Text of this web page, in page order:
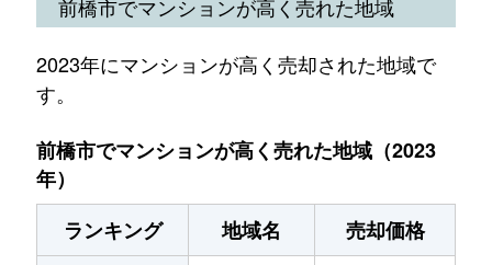
前橋市でマンションが高く売れた地域
2023年にマンションが高く売却された地域で
す。
前橋市でマンションが高く売れた地域（2023
年）
ランキング
地域名
売却価格